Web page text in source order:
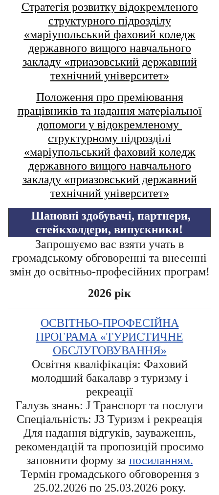
Стратегія розвитку відокремленого
структурного підрозділу
«маріупольський фаховий коледж
державного вищого навчального
закладу «приазовський державний
технічний університет»
Положення про преміювання
працівників та надання матеріальної
допомоги у відокремленому
структурному підрозділі
«маріупольський фаховий коледж
державного вищого навчального
закладу «приазовський державний
технічний університет»
Шановні здобувачі, партнери,
стейкхолдери, випускники!
Запрошуємо вас взяти учать в
громадському обговоренні та внесенні
змін до освітньо-професійних програм!
2026 рік
ОСВІТНЬО-ПРОФЕСІЙНА
ПРОГРАМА «ТУРИСТИЧНЕ
ОБСЛУГОВУВАННЯ»
Освітня кваліфікація: Фаховий
молодший бакалавр з туризму і
рекреації
Галузь знань: J Транспорт та послуги
Спеціальність: J3 Туризм і рекреація
Для надання відгуків, зауваженнь,
рекомендацій та пропозицій просимо
заповнити форму за посиланням.
Термін громадського обговорення з
25.02.2026 по 25.03.2026 року.